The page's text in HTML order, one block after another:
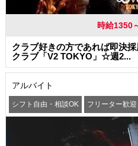
時給1350
クラブ好きの方であれば即決
クラブ「V2 TOKYO」☆週2...
アルバイト
シフト自由・相談OK フリーター歓迎